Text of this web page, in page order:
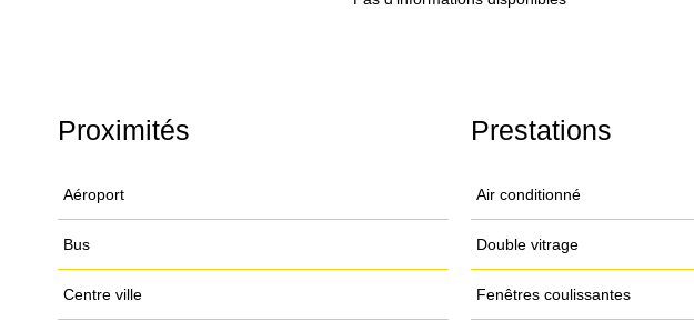
Proximités
Aéroport
Bus
Centre ville
Prestations
Air conditionné
Double vitrage
Fenêtres coulissantes